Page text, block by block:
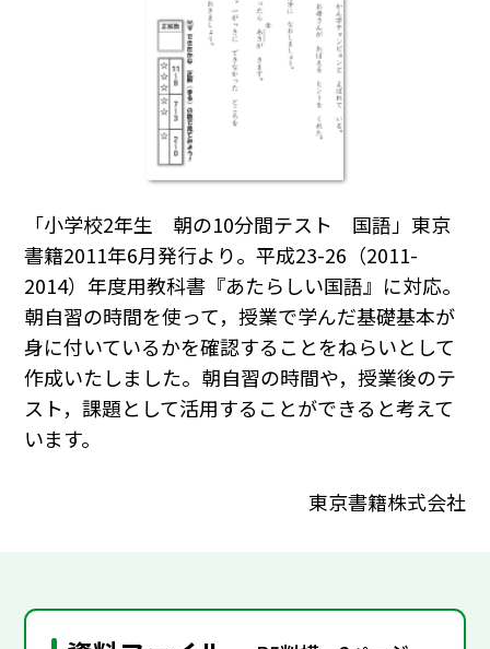
「小学校2年生 朝の10分間テスト 国語」東京
書籍2011年6月発行より。平成23-26（2011-
2014）年度用教科書『あたらしい国語』に対応。
朝自習の時間を使って，授業で学んだ基礎基本が
身に付いているかを確認することをねらいとして
作成いたしました。朝自習の時間や，授業後のテ
スト，課題として活用することができると考えて
います。
東京書籍株式会社